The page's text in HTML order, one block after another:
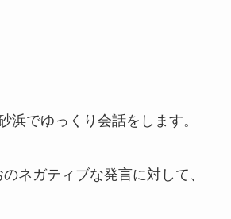
浜でゆっくり会話をします。
ネガティブな発言に対して、